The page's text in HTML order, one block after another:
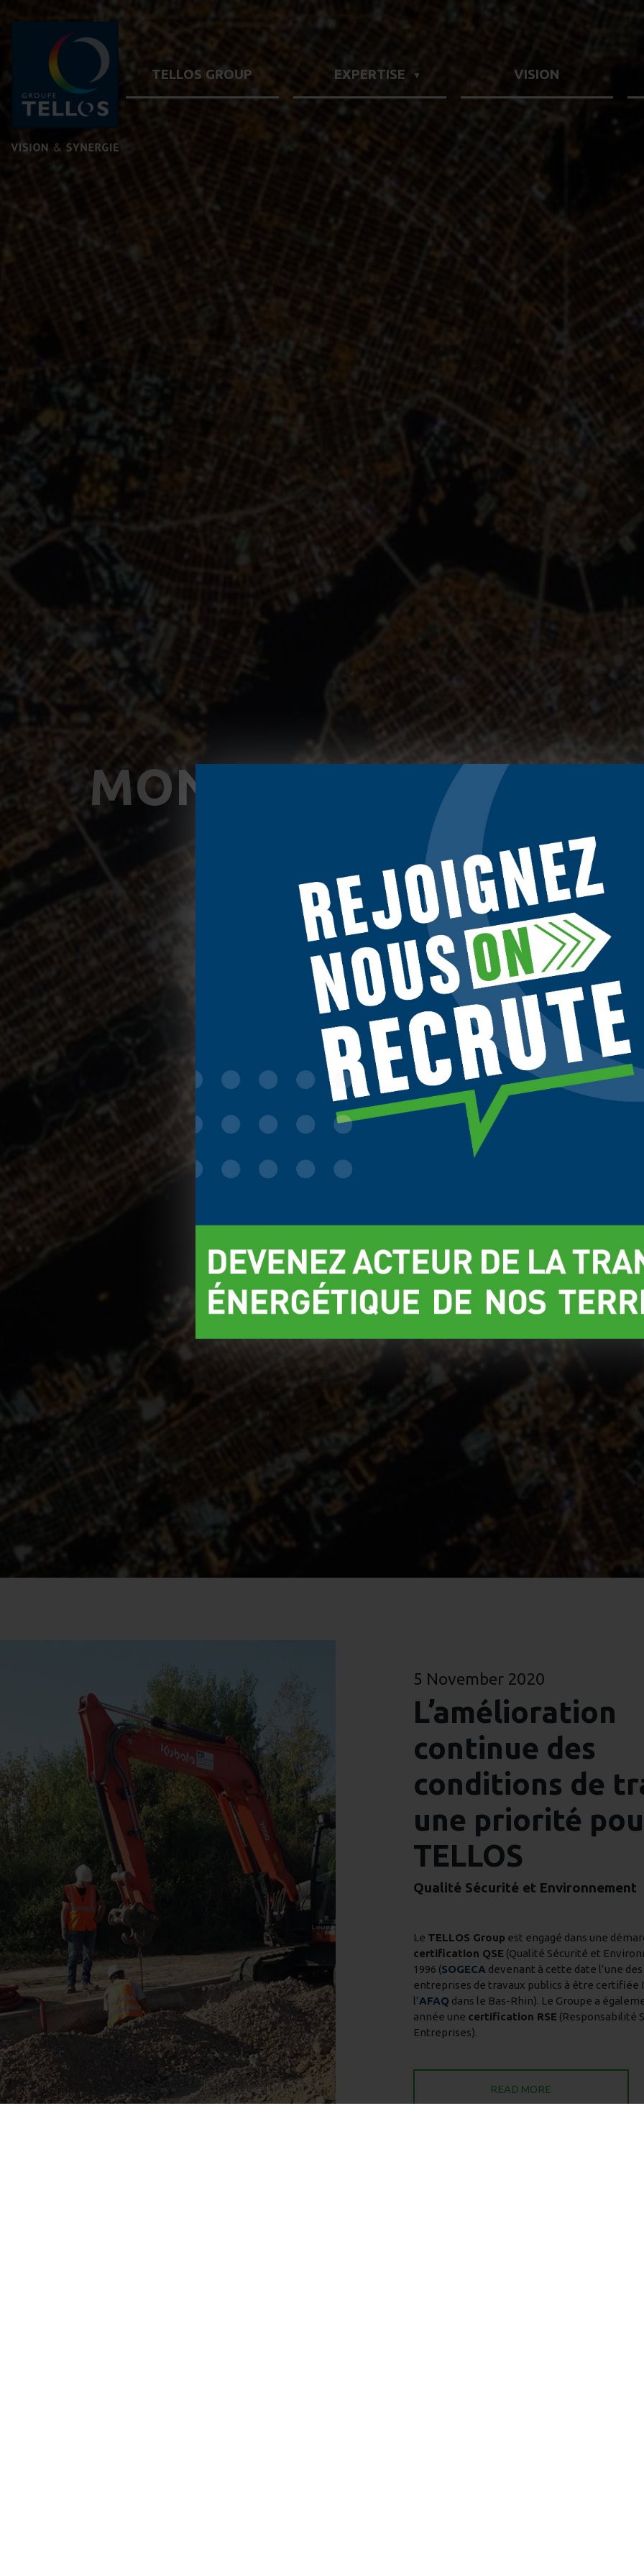
TELLOS GROUP EXPERTISE VISION
MONTH: NOVEMBER
5 November 2020
L’amélioration
continue des
conditions de
une priorité
TELLOS
Qualité Sécurité et Environnement
Le TELLOS Group est engagé dans une
certification QSE (Qualité Sécurité et
1996 (SOGECA devenant à cette date l’une
entreprises de travaux publics à être certifiée
l’AFAQ dans le Bas-Rhin). Le Groupe a
année une certification RSE (Responsabilité
Entreprises).
READ MORE
We use cookies to give you the best experience on our site.
You can find out more about which cookies we are using or switch them off in
settings.